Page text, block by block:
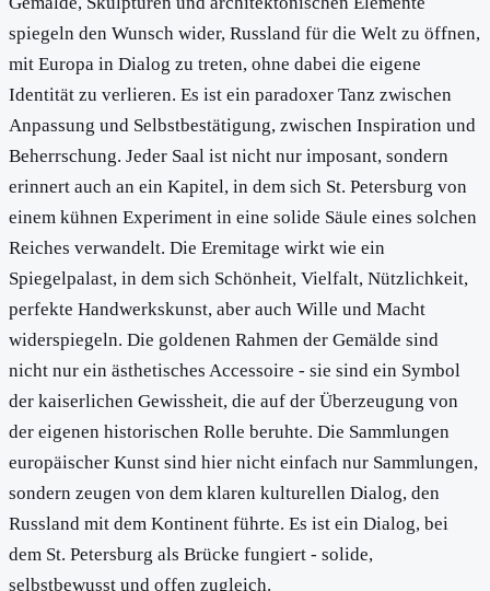
spiegeln den Wunsch wider, Russland für die Welt zu öffnen,
mit Europa in Dialog zu treten, ohne dabei die eigene
Identität zu verlieren. Es ist ein paradoxer Tanz zwischen
Anpassung und Selbstbestätigung, zwischen Inspiration und
Beherrschung. Jeder Saal ist nicht nur imposant, sondern
erinnert auch an ein Kapitel, in dem sich St. Petersburg von
einem kühnen Experiment in eine solide Säule eines solchen
Reiches verwandelt. Die Eremitage wirkt wie ein
Spiegelpalast, in dem sich Schönheit, Vielfalt, Nützlichkeit,
perfekte Handwerkskunst, aber auch Wille und Macht
widerspiegeln. Die goldenen Rahmen der Gemälde sind
nicht nur ein ästhetisches Accessoire - sie sind ein Symbol
der kaiserlichen Gewissheit, die auf der Überzeugung von
der eigenen historischen Rolle beruhte. Die Sammlungen
europäischer Kunst sind hier nicht einfach nur Sammlungen,
sondern zeugen von dem klaren kulturellen Dialog, den
Russland mit dem Kontinent führte. Es ist ein Dialog, bei
dem St. Petersburg als Brücke fungiert - solide,
selbstbewusst und offen zugleich.